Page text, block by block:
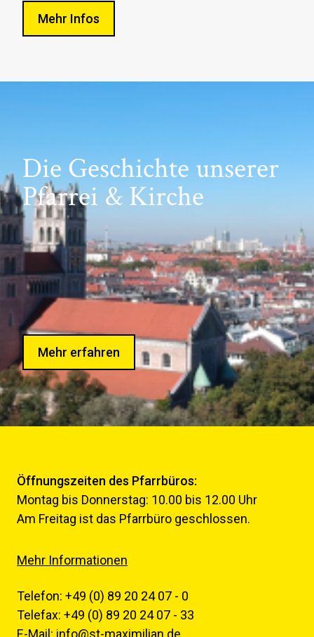
Mehr Infos
Die Geschichte unserer
Pfarrei & Kirche
Mehr erfahren
Öffnungszeiten des Pfarrbüros:
Montag bis Donnerstag: 10.00 bis 12.00 Uhr
Am Freitag ist das Pfarrbüro geschlossen.
Mehr Informationen
Telefon: +49 (0) 89 20 24 07 - 0
Telefax: +49 (0) 89 20 24 07 - 33
E-Mail: info@st-maximilian.de